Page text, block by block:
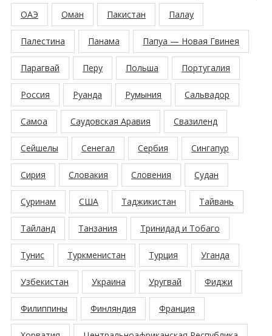
ОАЭ Оман Пакистан Палау
Палестина Панама Папуа — Новая Гвинея
Парагвай Перу Польша Португалия
Россия Руанда Румыния Сальвадор
Самоа Саудовская Аравия Свазиленд
Сейшелы Сенегал Сербия Сингапур
Сирия Словакия Словения Судан
Суринам США Таджикистан Тайвань
Тайланд Танзания Тринидад и Тобаго
Тунис Туркменистан Турция Уганда
Узбекистан Украина Уругвай Фиджи
Филиппины Финляндия Франция